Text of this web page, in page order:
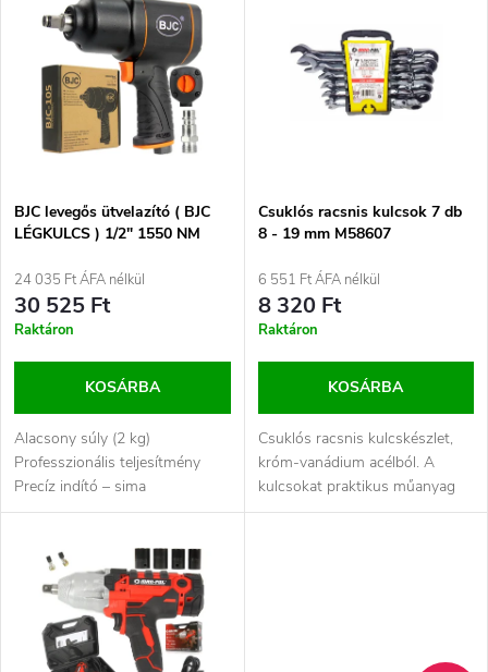
m
e
k
r
n
d
Legnépszerűbb termékek
ABC szerint
m
é
k
e
k
l
i
s
BJC levegős ütvelazító ( BJC
LÉGKULCS ) 1/2" 1550 NM
24 035 Ft ÁFA nélkül
30 525 Ft
Raktáron
KOSÁRBA
Alacsony súly (2 kg)
Professzionális teljesítmény
Precíz indító – sima
sebességszabályozás
Csuklós racsnis kulcsok 7 db
8 - 19 mm M58607
6 551 Ft ÁFA nélkül
8 320 Ft
Raktáron
KOSÁRBA
Csuklós racsnis kulcskészlet,
króm-vanádium acélból. A
kulcsokat praktikus műanyag
csomagolásban tároljuk.